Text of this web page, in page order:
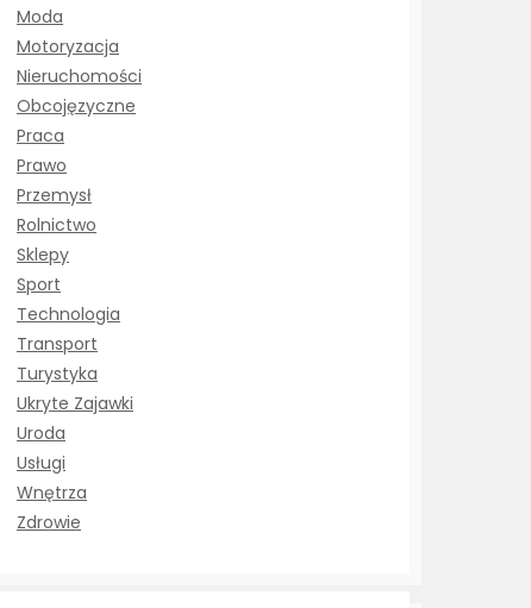
Moda
Motoryzacja
Nieruchomości
Obcojęzyczne
Praca
Prawo
Przemysł
Rolnictwo
Sklepy
Sport
Technologia
Transport
Turystyka
Ukryte Zajawki
Uroda
Usługi
Wnętrza
Zdrowie